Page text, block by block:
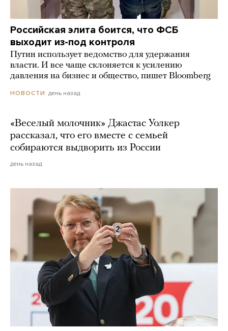
Российская элита боится, что ФСБ
выходит из-под контроля
Путин использует ведомство для удержания
власти. И все чаще склоняется к усилению
давления на бизнес и общество, пишет Bloomberg
НОВОСТИ день назад
«Веселый молочник» Джастас Уолкер
рассказал, что его вместе с семьей
собираются выдворить из России
день назад